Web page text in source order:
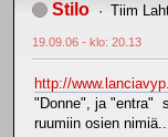
Stilo Tiim
19.09.06 - klo: 20.13
http://
"Donne", ja "entra"
ruumiin osien